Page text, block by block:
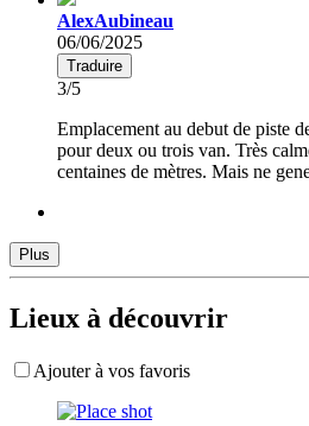
AlexAubineau
06/06/2025
Traduire
3/5
Emplacement au debut de piste
pour deux ou trois van. Très
centaines de mètres. Mais ne
Plus
Lieux à découvrir
Ajouter à vos favoris